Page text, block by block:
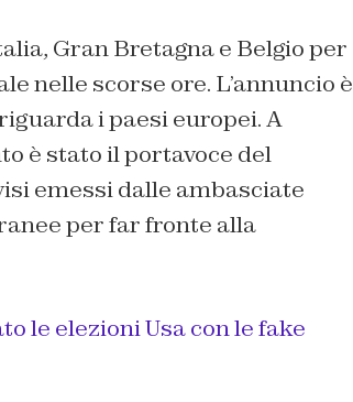
Gran Bretagna e Belgio per
nelle scorse ore. L’annuncio è
i paesi europei. A
è stato il portavoce del
emessi dalle ambasciate
per far fronte alla
le elezioni Usa con le fake